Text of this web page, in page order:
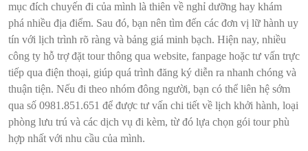
mục đích chuyến đi của mình là thiên về nghỉ dưỡng hay khám
phá nhiều địa điểm. Sau đó, bạn nên tìm đến các đơn vị lữ hành uy
tín với lịch trình rõ ràng và bảng giá minh bạch. Hiện nay, nhiều
công ty hỗ trợ đặt tour thông qua website, fanpage hoặc tư vấn trực
tiếp qua điện thoại, giúp quá trình đăng ký diễn ra nhanh chóng và
thuận tiện. Nếu đi theo nhóm đông người, bạn có thể liên hệ sớm
qua số 0981.851.651 để được tư vấn chi tiết về lịch khởi hành, loại
phòng lưu trú và các dịch vụ đi kèm, từ đó lựa chọn gói tour phù
hợp nhất với nhu cầu của mình.